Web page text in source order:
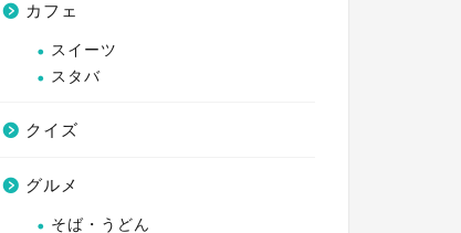
カフェ
スイーツ
スタバ
クイズ
グルメ
そば・うどん